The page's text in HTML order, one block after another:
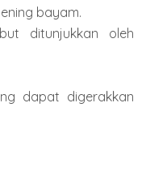
bayam.
ditunjukkan oleh
dapat digerakkan